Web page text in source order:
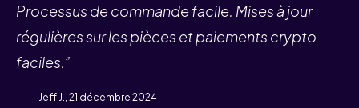
Processus de commande facile. Mises à jour
régulières sur les pièces et paiements crypto
faciles.”
Jeff J., 21 décembre 2024